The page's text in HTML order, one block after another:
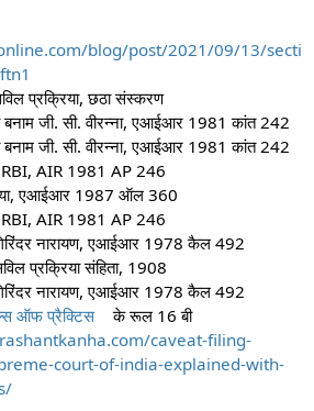
blog/post/2021/09/13/secti
प्रक्रिया, छठा संस्करण
बनाम जी. सी. वीरन्ना, एआईआर 1981 कांत 242
बनाम जी. सी. वीरन्ना, एआईआर 1981 कांत 242
RBI, AIR 1981 AP 246
एआईआर 1987 ऑल 360
RBI, AIR 1981 AP 246
नारायण, एआईआर 1978 कैल 492
प्रक्रिया संहिता, 1908
नारायण, एआईआर 1978 कैल 492
ऑफ प्रैक्टिस
के रूल 16 बी
caveat-filing-
court-of-india-explained-with-